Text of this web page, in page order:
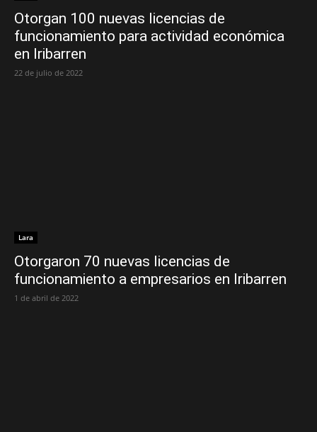
Otorgan 100 nuevas licencias de
funcionamiento para actividad económica
en Iribarren
22 de julio de 2022
Lara
Otorgaron 70 nuevas licencias de
funcionamiento a empresarios en Iribarren
1 de abril de 2022